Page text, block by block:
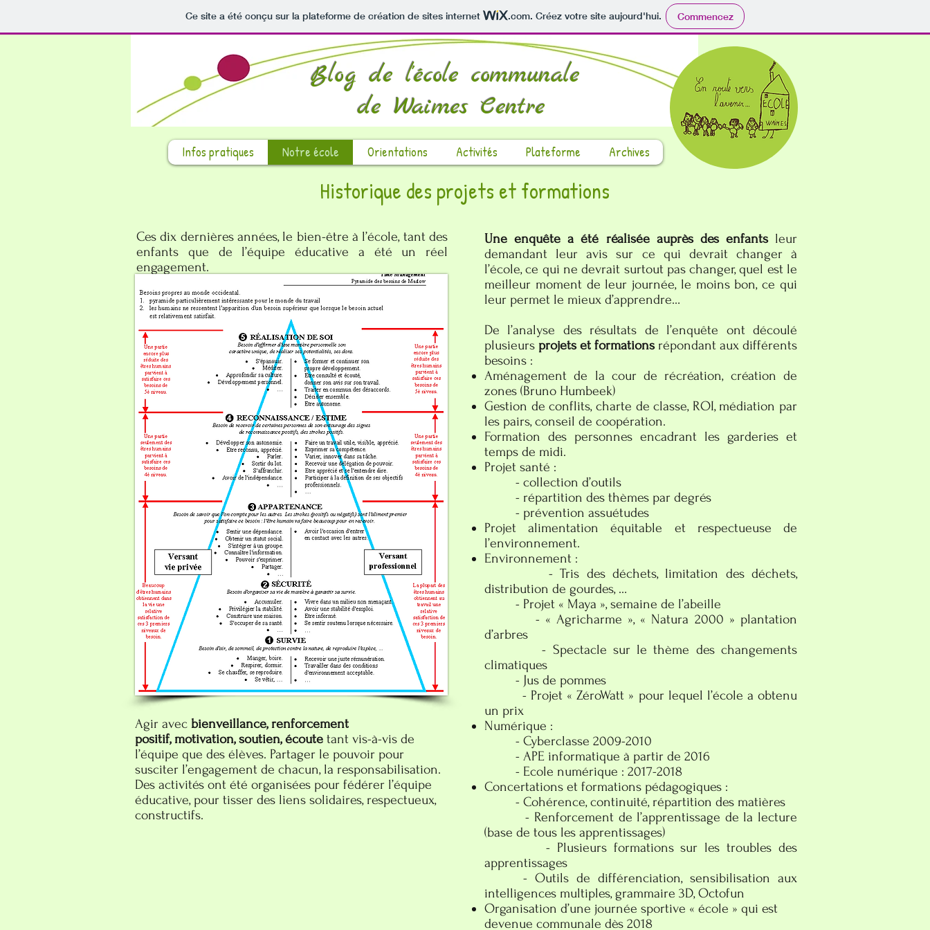
Ce site a été conçu sur la plateforme de création de sites internet .com. Créez votre site aujourd'hui. Commencez
Blog de l'école communale
de Waimes Centre
Infos pratiques Notre école Orientations Activités Plateforme Archives
Historique des projets et formations
Ces dix dernières années, le bien-être à l’école, tant des
enfants que de l’équipe éducative a été un réel
engagement.
pyramide des besoins de Maslow
Agir avec bienveillance, renforcement
positif, motivation, soutien, écoute tant vis-à-vis de
l’équipe que des élèves. Partager le pouvoir pour
susciter l’engagement de chacun, la responsabilisation.
Des activités ont été organisées pour fédérer l’équipe
éducative, pour tisser des liens solidaires, respectueux,
constructifs.
Une enquête a été réalisée auprès des enfantsleur
demandant leur avis sur ce qui devrait changer à
l’école, ce qui ne devrait surtout pas changer, quel est le
meilleur moment de leur journée, le moins bon, ce qui
leur permet le mieux d’apprendre…
De l’analyse des résultats de l’enquête ont découlé
plusieurs projets et formationsrépondant aux différents
besoins :
Aménagement de la cour de récréation, création de
zones (Bruno Humbeek)
Gestion de conflits, charte de classe, ROI, médiation par
les pairs, conseil de coopération.
Formation des personnes encadrant les garderies et
temps de midi.
Projet santé :
- collection d’outils
- répartition des thèmes par degrés
- prévention assuétudes
Projet alimentation équitable et respectueuse de
l’environnement.
Environnement :
- Tris des déchets, limitation des déchets,
distribution de gourdes, …
- Projet « Maya », semaine de l’abeille
- « Agricharme », « Natura 2000 » plantation
d’arbres
- Spectacle sur le thème des changements
climatiques
- Jus de pommes
- Projet « ZéroWatt » pour lequel l’école a obtenu
un prix
Numérique :
- Cyberclasse 2009-2010
- APE informatique à partir de 2016
- Ecole numérique : 2017-2018
Concertations et formations pédagogiques :
- Cohérence, continuité, répartition des matières
- Renforcement de l’apprentissage de la lecture
(base de tous les apprentissages)
- Plusieurs formations sur les troubles des
apprentissages
- Outils de différenciation, sensibilisation aux
intelligences multiples, grammaire 3D, Octofun
Organisation d’une journée sportive « école » qui est
devenue communale dès 2018